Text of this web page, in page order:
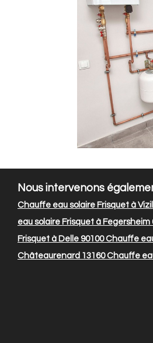
Nous intervenons
Chauffe eau solaire Frisquet à
eau solaire Frisquet à Fegersheim
Frisquet à Delle 90100Chauffe
Châteaurenard 13160Chauffe